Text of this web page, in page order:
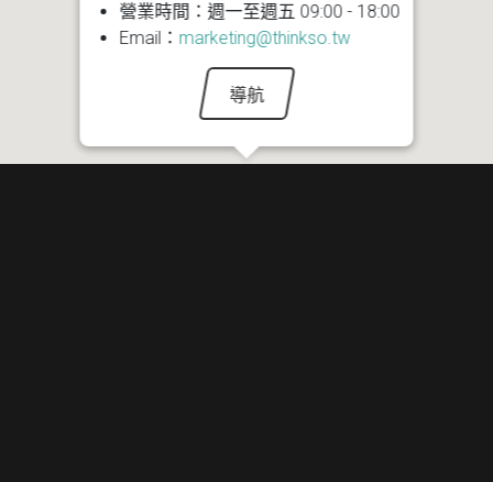
營業時間：週一至週五 09:00 - 18:00
Email： marketing@thinkso.tw
導航